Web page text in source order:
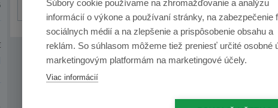
Súbory cookie používame na zhromažďovanie a analýzu
informácií o výkone a používaní stránky, na zabezpečenie
sociálnych médií a na zlepšenie a prispôsobenie obsahu a
reklám. So súhlasom môžeme tiež preniesť určité osobné
marketingovým platformám na marketingové účely.
Viac informácií